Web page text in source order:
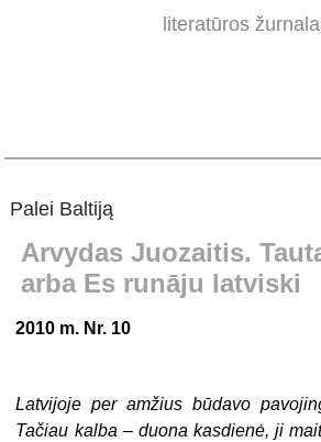
literatūros
Palei Baltiją
Arvydas Juozaitis.
arba Es runāju latviski
2010 m. Nr. 10
Latvijoje per amžius būdavo
Tačiau kalba – duona kasdienė, ji